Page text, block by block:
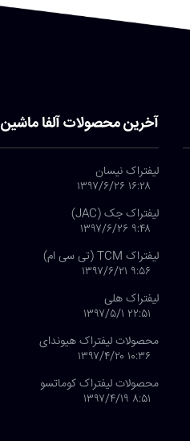
آخرین محصولات آلفا ماشین
لیفتراک نیسان
۱۶:۲۸ ۱۳۹۷/۶/۲۶
لیفتراک جک (JAC)
۹:۴۸ ۱۳۹۷/۶/۲۶
لیفتراک TCM (تی سی ام)
۹:۵۶ ۱۳۹۷/۶/۲۱
لیفتراک هلی
۲۲:۵۱ ۱۳۹۷/۵/۱
محصولات لیفتراک هیوندای
۱۰:۳۶ ۱۳۹۷/۴/۲۰
محصولات لیفتراک کوماتسو
۸:۵۱ ۱۳۹۷/۴/۱۹